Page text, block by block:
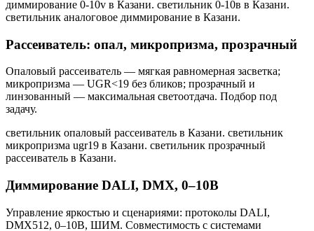
диммирование 0-10v в Казани. светильник 0-10в в Казани.
светильник аналоговое диммирование в Казани.
Рассеиватель: опал, микропризма, прозрачный
Опаловый рассеиватель — мягкая равномерная засветка;
микропризма — UGR<19 без бликов; прозрачный и
линзованный — максимальная светоотдача. Подбор под
задачу.
светильник опаловый рассеиватель в Казани. светильник
микропризма ugr19 в Казани. светильник прозрачный
рассеиватель в Казани.
Диммирование DALI, DMX, 0–10В
Управление яркостью и сценариями: протоколы DALI,
DMX512, 0–10В, ШИМ. Совместимость с системами